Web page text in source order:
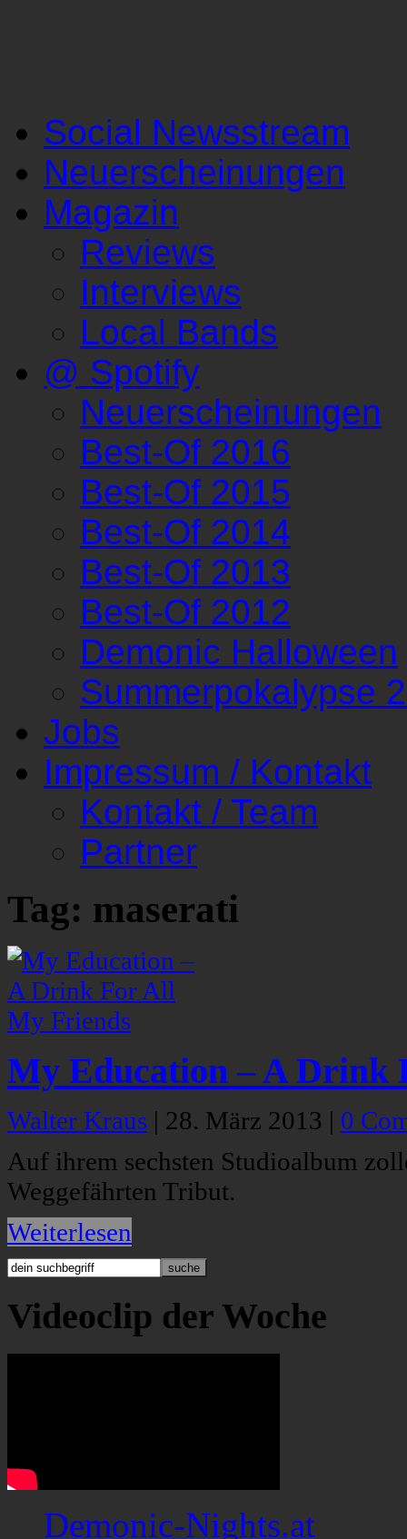
Social Newsstream
Neuerscheinungen
Magazin
Reviews
Interviews
Local Bands
@ Spotify
Neuerscheinungen
Best-Of 2016
Best-Of 2015
Best-Of 2014
Best-Of 2013
Best-Of 2012
Demonic Halloween
Summerpokalypse
Jobs
Impressum / Kontakt
Kontakt / Team
Partner
Tag: maserati
My Education – A Drink
Walter Kraus | 28. März 2013 | 0
Auf ihrem sechsten Studioalbum
Weggefährten Tribut.
Weiterlesen
Videoclip der Woche
Demonic-Nights.at